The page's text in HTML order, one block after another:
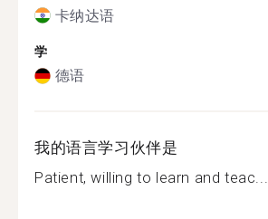
卡纳达语
学
德语
我的语言学习伙伴是
Patient, willing to learn and teac...